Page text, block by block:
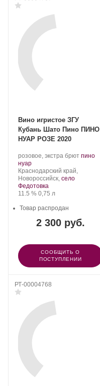
Вино игристое ЗГУ
Кубань Шато Пино ПИНО
НУАР РОЗЕ 2020
Производитель:
Шато
Пино.
розовое, экстра брют .пино
нуар.
Регион:
Краснодарский край,
Новороссийск, село
Федотовка
Крепость
11.5 %. Объем
0,75 л
2 300 руб.
Товар распродан
СООБЩИТЬ О
ПОСТУПЛЕНИИ
РТ-00004768